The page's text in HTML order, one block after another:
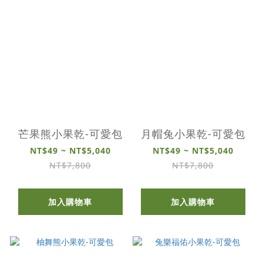
芒果熊小果乾-可愛包
NT$49 ~ NT$5,040
NT$7,800
加入購物車
月帽兔小果乾-可愛包
NT$49 ~ NT$5,040
NT$7,800
加入購物車